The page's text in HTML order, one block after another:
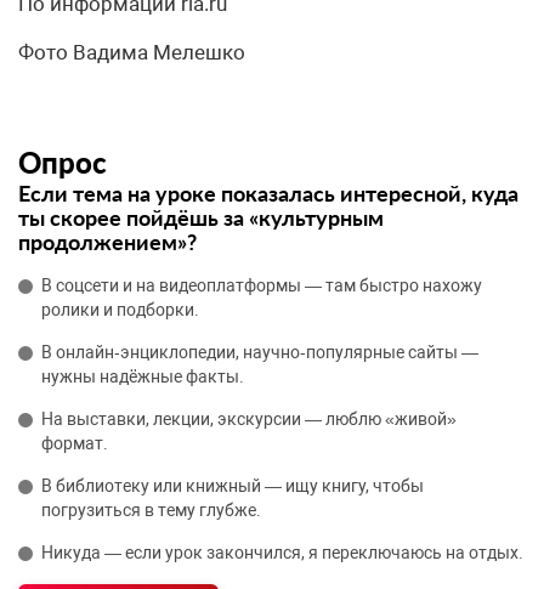
Фото Вадима Мелешко
Опрос
Если тема на уроке показалась интересной, куда
ты скорее пойдёшь за «культурным
продолжением»?
В соцсети и на видеоплатформы — там быстро нахожу
ролики и подборки.
В онлайн‑энциклопедии, научно‑популярные сайты —
нужны надёжные факты.
На выставки, лекции, экскурсии — люблю «живой»
формат.
В библиотеку или книжный — ищу книгу, чтобы
погрузиться в тему глубже.
Никуда — если урок закончился, я переключаюсь на отдых.